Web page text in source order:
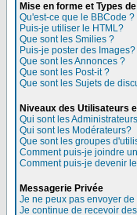
Mise en forme et Types
Qu'est-ce que le BBCode ?
Puis-je utiliser le HTML?
Que sont les Smilies ?
Puis-je poster des Images?
Que sont les Annonces ?
Que sont les Post-it ?
Que sont les Sujets de
Niveaux des Utilisateurs
Qui sont les
Qui sont les Modérateurs?
Que sont les groupes
Comment puis-je joindre
Comment puis-je devenir
Messagerie Privée
Je ne peux pas envoyer
Je continue de recevoir